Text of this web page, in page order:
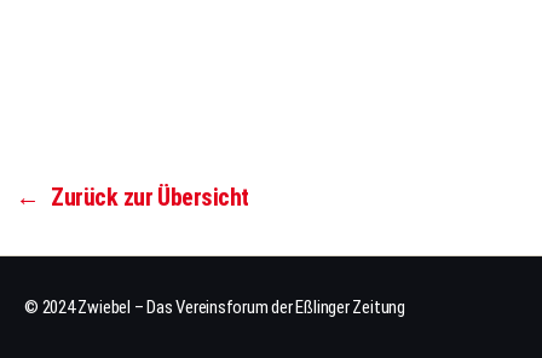
← Zurück zur Übersicht
© 2024 Zwiebel – Das Vereinsforum der Eßlinger Zeitung